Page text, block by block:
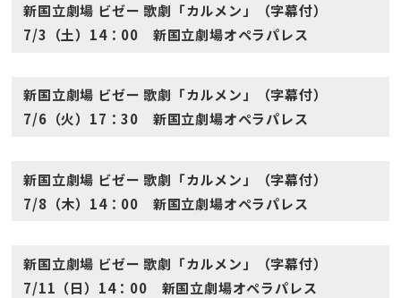
新国立劇場 ビゼー 歌劇「カルメン」（字幕付）
7/3（土）14：00 新国立劇場オペラパレス
新国立劇場 ビゼー 歌劇「カルメン」（字幕付）
7/6（火）17：30 新国立劇場オペラパレス
新国立劇場 ビゼー 歌劇「カルメン」（字幕付）
7/8（木）14：00 新国立劇場オペラパレス
新国立劇場 ビゼー 歌劇「カルメン」（字幕付）
7/11（日）14：00 新国立劇場オペラパレス